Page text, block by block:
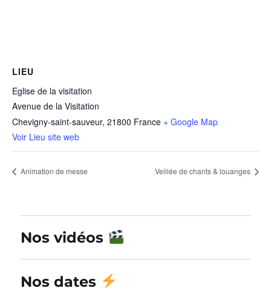
LIEU
Eglise de la visitation
Avenue de la Visitation
Chevigny-saint-sauveur, 21800 France + Google Map
Voir Lieu site web
Animation de messe Veillée de chants & louanges
Nos vidéos
Nos dates